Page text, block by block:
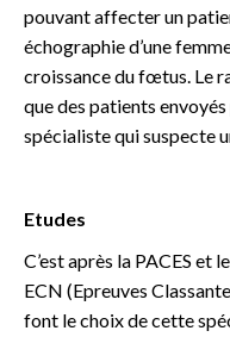
pouvant affecter un
échographie d’une
croissance du fœtus. Le
que des patients
spécialiste qui suspecte
Etudes
C’est après la PACES et
ECN (Epreuves
font le choix de cette